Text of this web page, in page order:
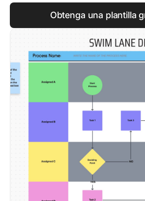
Obtenga una plantilla